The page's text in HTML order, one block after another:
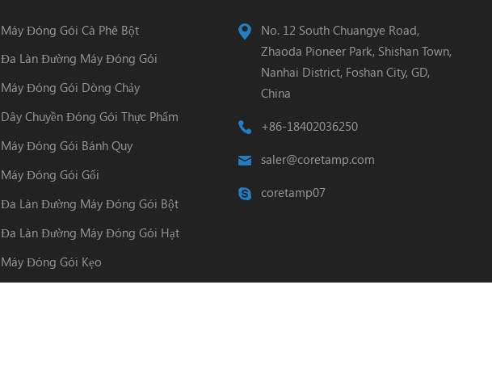
Máy Đóng Gói Cà Phê Bột
Đa Làn Đường Máy Đóng Gói
Máy Đóng Gói Dòng Chảy
Dây Chuyền Đóng Gói Thực Phẩm
Máy Đóng Gói Bánh Quy
Máy Đóng Gói Gối
Đa Làn Đường Máy Đóng Gói Bột
Đa Làn Đường Máy Đóng Gói Hạt
Máy Đóng Gói Kẹo
No. 12 South Chuangye Road,
Zhaoda Pioneer Park, Shishan Town,
Nanhai District, Foshan City, GD,
China
+86-18402036250
saler@coretamp.com
coretamp07